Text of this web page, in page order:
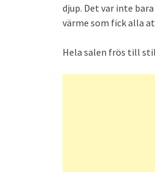
djup. Det var inte
värme som fick alla
Hela salen frös till